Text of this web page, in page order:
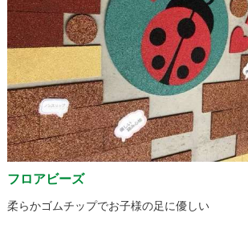
フロアビーズ
柔らかゴムチップでお子様の足に優しい